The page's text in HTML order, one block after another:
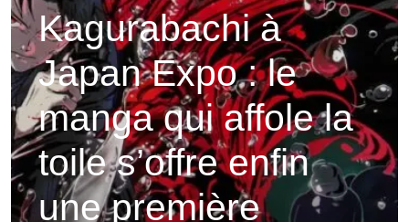
Kagurabachi à
Japan Expo : le
manga qui affole la
toile s’offre enfin
une première